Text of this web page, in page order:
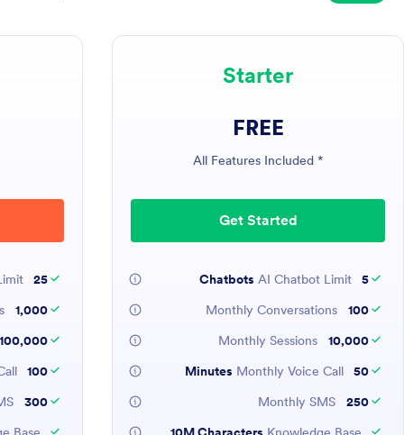
Starter
FREE
* All Features Included
Get Started
5 Chatbots
AI Chatbot Limit
100
10,000
50 Minutes
Monthly Voice Call
250
25 Chatbots
1,000
100,000
100 Minutes
300